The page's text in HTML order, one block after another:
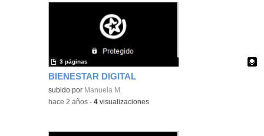
BIENESTAR DIGITAL
Contenido educativo.
subido por Manuela M.
3 páginas
-hace 2 años -4 visualizaciones